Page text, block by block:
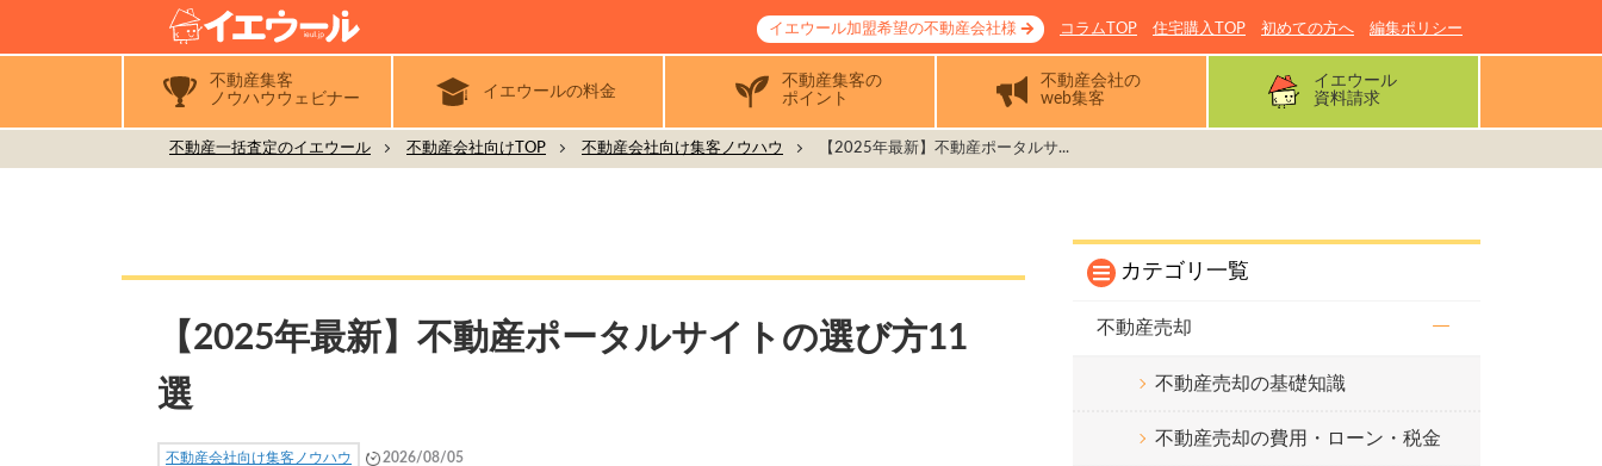
イエウール加盟希望の不動産会社様 コラムTOP 住宅購入TOP 初めての方へ 編集ポリシー
不動産集客
ノウハウウェビナー
イエウールの料金
不動産集客の
ポイント
不動産会社の
web集客
イエウール
資料請求
不動産一括査定のイエウール 不動産会社向けTOP 不動産会社向け集客ノウハウ 【2025年最新】不動産ポータルサ...
【2025年最新】不動産ポータルサイトの選び方11
選
不動産会社向け集客ノウハウ 2026/08/05
カテゴリ一覧
不動産売却
不動産売却の基礎知識
不動産売却の費用・ローン・税金